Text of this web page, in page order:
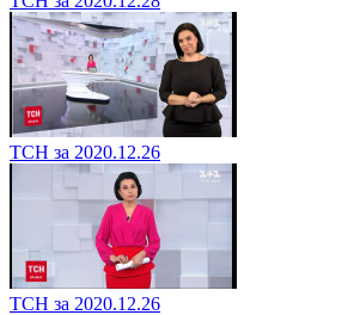
ТСН за 2020.12.26
ТСН за 2020.12.26